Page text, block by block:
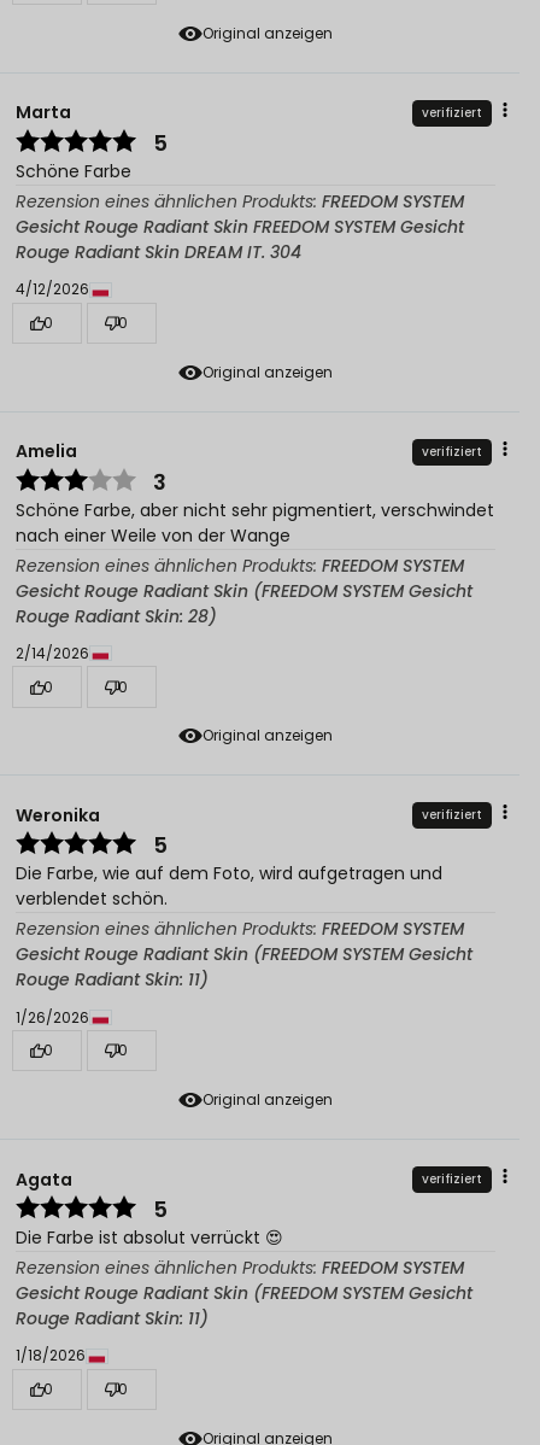
Original anzeigen
Original anzeigen
Marta verifiziert
5
Schöne Farbe
Rezension eines ähnlichen Produkts: FREEDOM SYSTEM
Gesicht Rouge Radiant Skin FREEDOM SYSTEM Gesicht
Rouge Radiant Skin DREAM IT. 304
4/12/2026
0
0
Original anzeigen
Amelia verifiziert
3
Schöne Farbe, aber nicht sehr pigmentiert, verschwindet
nach einer Weile von der Wange
Rezension eines ähnlichen Produkts: FREEDOM SYSTEM
Gesicht Rouge Radiant Skin (FREEDOM SYSTEM Gesicht
Rouge Radiant Skin: 28)
2/14/2026
0
0
Original anzeigen
Weronika verifiziert
5
Die Farbe, wie auf dem Foto, wird aufgetragen und
verblendet schön.
Rezension eines ähnlichen Produkts: FREEDOM SYSTEM
Gesicht Rouge Radiant Skin (FREEDOM SYSTEM Gesicht
Rouge Radiant Skin: 11)
1/26/2026
0
0
Original anzeigen
Agata verifiziert
5
Die Farbe ist absolut verrückt 😍
Rezension eines ähnlichen Produkts: FREEDOM SYSTEM
Gesicht Rouge Radiant Skin (FREEDOM SYSTEM Gesicht
Rouge Radiant Skin: 11)
1/18/2026
0
0